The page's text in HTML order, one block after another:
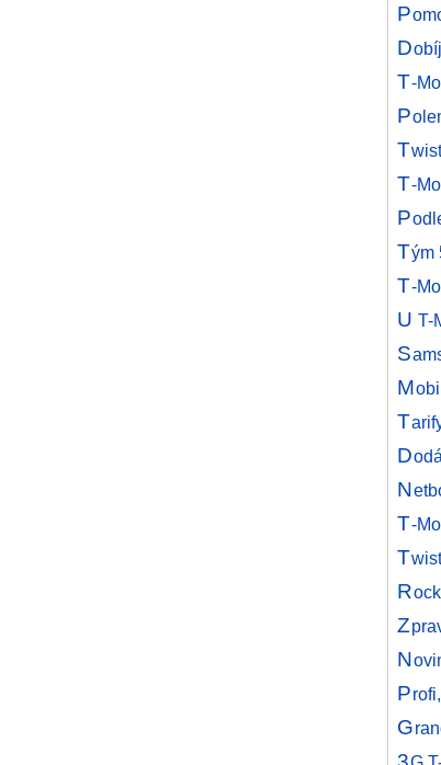
P
D
T-
P
T
T-
P
Tým
T-
U T-
S
M
T
D
N
T-
T
R
Z
N
P
G